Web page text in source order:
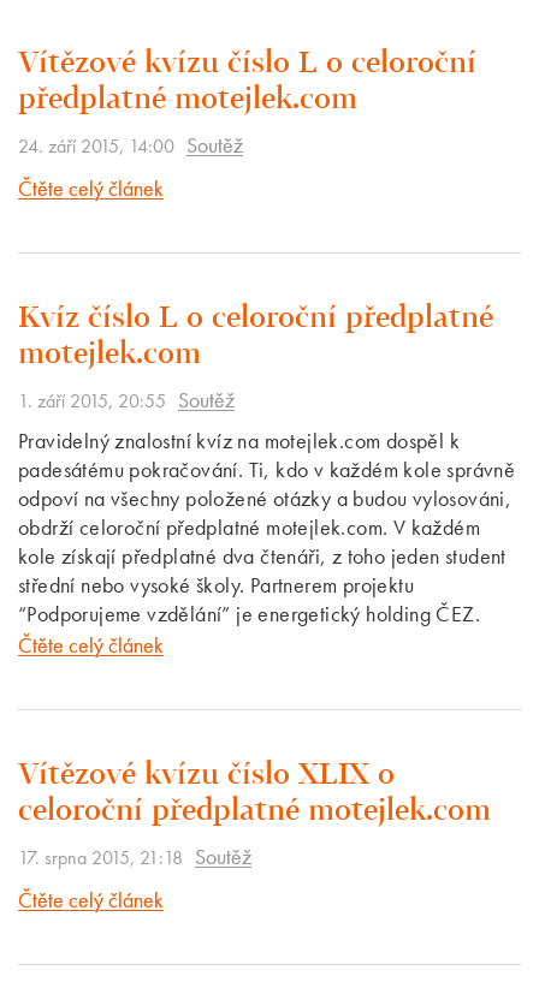
Vítězové kvízu číslo L o celoroční
předplatné motejlek.com
24. září 2015, 14:00 Soutěž
Čtěte celý článek
Kvíz číslo L o celoroční předplatné
motejlek.com
1. září 2015, 20:55 Soutěž
Pravidelný znalostní kvíz na motejlek.com dospěl k
padesátému pokračování. Ti, kdo v každém kole správně
odpoví na všechny položené otázky a budou vylosováni,
obdrží celoroční předplatné motejlek.com. V každém
kole získají předplatné dva čtenáři, z toho jeden student
střední nebo vysoké školy. Partnerem projektu
“Podporujeme vzdělání” je energetický holding ČEZ.
Čtěte celý článek
Vítězové kvízu číslo XLIX o
celoroční předplatné motejlek.com
17. srpna 2015, 21:18 Soutěž
Čtěte celý článek